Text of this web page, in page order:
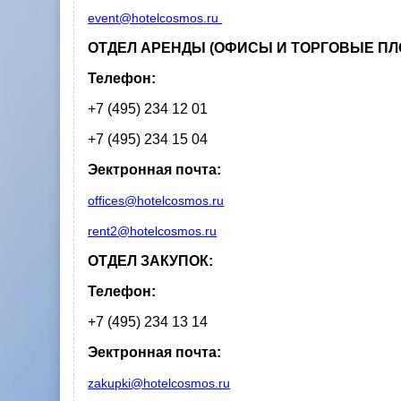
event@hotelcosmos.ru
ОТДЕЛ АРЕНДЫ (ОФИСЫ И ТОРГОВЫЕ
Телефон:
+7 (495) 234 12 01
+7 (495) 234 15 04
Эектронная почта:
offices@hotelcosmos.ru
rent2@hotelcosmos.ru
ОТДЕЛ ЗАКУПОК:
Телефон:
+7 (495) 234 13 14
Эектронная почта:
zakupki@hotelcosmos.ru